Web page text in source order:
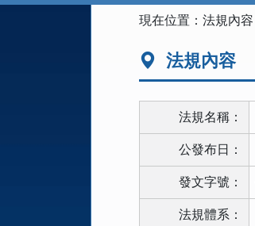
現在位置：法規內容
法規內容
法規名稱：
公發布日：
發文字號：
法規體系：